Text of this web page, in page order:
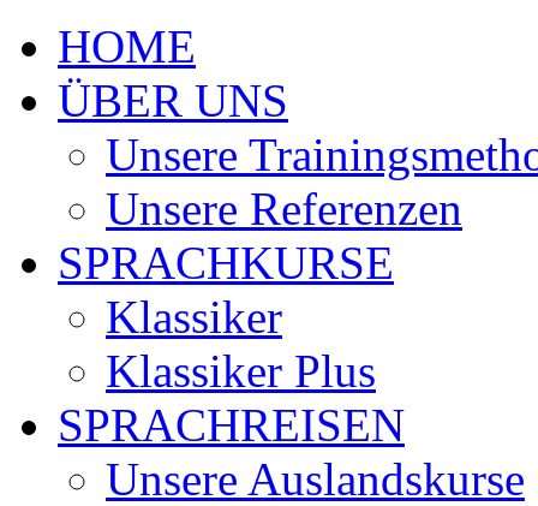
HOME
ÜBER UNS
Unsere
Unsere Referenzen
SPRACHKURSE
Klassiker
Klassiker Plus
SPRACHREISEN
Unsere Auslandskurse